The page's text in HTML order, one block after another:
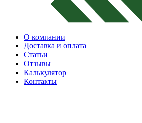
О компании
Доставка и оплата
Статьи
Отзывы
Калькулятор
Контакты